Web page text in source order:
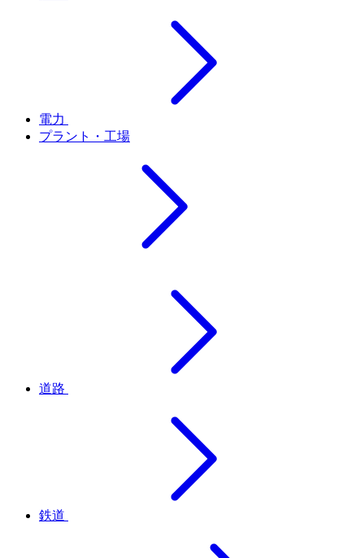
電力
プラント・工場
道路
鉄道